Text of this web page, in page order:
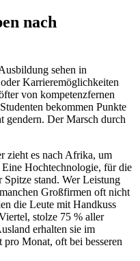
nach
sehen in
Karrieremöglichkeiten
von kompetenzfernen
bekommen Punkte
gendern. Der Marsch durch
zieht es nach Afrika, um
Hochtechnologie, für die
Spitze stand. Wer Leistung
Großfirmen oft nicht
die Leute mit Handkuss
stolze 75 % aller
erhalten sie im
Monat, oft bei besseren